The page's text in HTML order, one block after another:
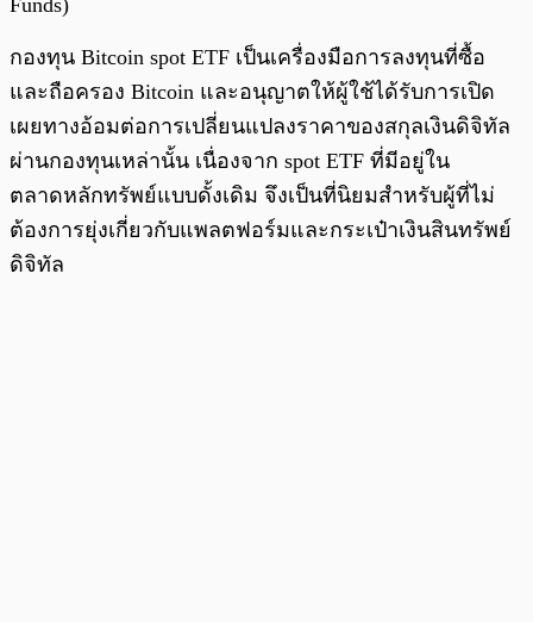
กองทุน Bitcoin spot ETF เป็นเครื่องมือการลงทุนที่ซื้อ
และถือครอง Bitcoin และอนุญาตให้ผู้ใช้ได้รับการเปิด
เผยทางอ้อมต่อการเปลี่ยนแปลงราคาของสกุลเงินดิจิทัล
ผ่านกองทุนเหล่านั้น เนื่องจาก spot ETF ที่มีอยู่ใน
ตลาดหลักทรัพย์แบบดั้งเดิม จึงเป็นที่นิยมสำหรับผู้ที่ไม่
ต้องการยุ่งเกี่ยวกับแพลตฟอร์มและกระเป๋าเงินสินทรัพย์
ดิจิทัล